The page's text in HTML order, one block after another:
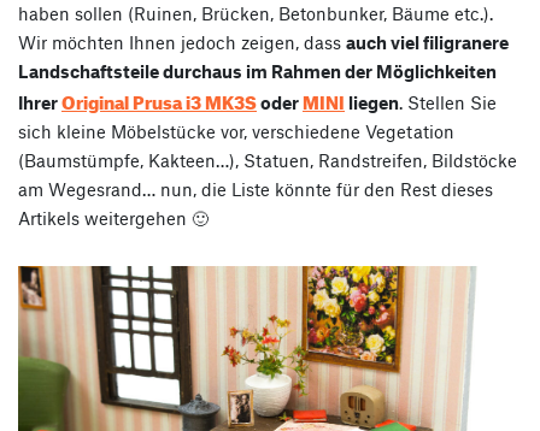
haben sollen (Ruinen, Brücken, Betonbunker, Bäume etc.).
Wir möchten Ihnen jedoch zeigen, dass auch viel filigranere
Landschaftsteile durchaus im Rahmen der Möglichkeiten
IhrerOriginal Prusa i3 MK3SoderMINI liegen. Stellen Sie
sich kleine Möbelstücke vor, verschiedene Vegetation
(Baumstümpfe, Kakteen…), Statuen, Randstreifen, Bildstöcke
am Wegesrand… nun, die Liste könnte für den Rest dieses
Artikels weitergehen 🙂